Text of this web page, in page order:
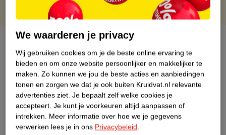
Over dit product
Productinformatie
Nature Impact Score
Dit product heeft (nog) geen Nature
Impact Score.
Meer informatie
We waarderen je privacy
Wij gebruiken cookies om je de beste online ervaring te
bieden en om onze website persoonlijker en makkelijker te
maken. Zo kunnen we jou de beste acties en aanbiedingen
tonen en zorgen we dat je ook buiten Kruidvat.nl relevante
advertenties ziet. Je bepaalt zelf welke cookies je
accepteert. Je kunt je voorkeuren altijd aanpassen of
intrekken. Meer informatie over hoe we je gegevens
verwerken lees je in ons Privacybeleid.